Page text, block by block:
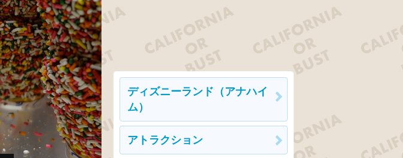
ディズニーランド（アナハイ
ム）
アトラクション